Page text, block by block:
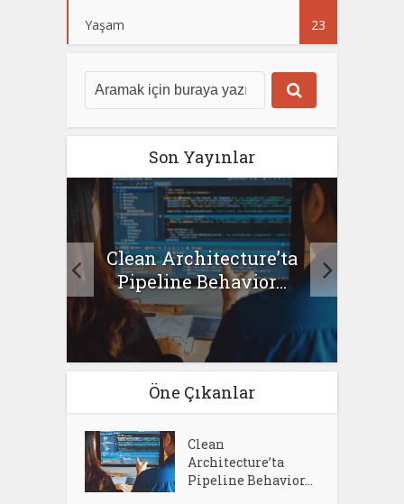
Yaşam 23
Son Yayınlar
Clean Architecture’ta
Pipeline Behavior...
Öne Çıkanlar
Clean
Architecture’ta
Pipeline Behavior...